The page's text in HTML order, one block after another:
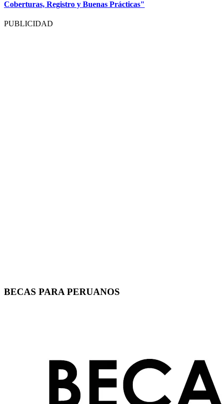
Coberturas, Registro y Buenas Prácticas"
PUBLICIDAD
BECAS PARA PERUANOS